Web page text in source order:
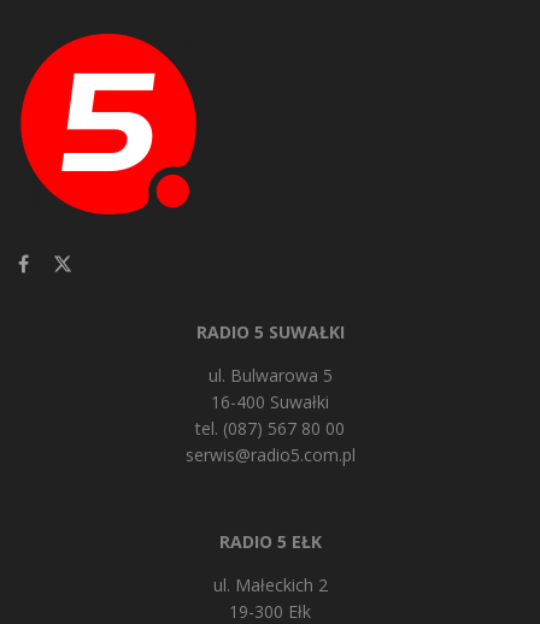
RADIO 5 SUWAŁKI
ul. Bulwarowa 5
16-400 Suwałki
tel. (087) 567 80 00
serwis@radio5.com.pl
RADIO 5 EŁK
ul. Małeckich 2
19-300 Ełk